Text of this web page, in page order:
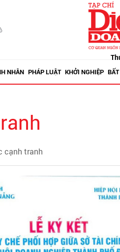
NHÂN PHÁP LUẬT KHỞI NGHIỆP
cạnh tranh